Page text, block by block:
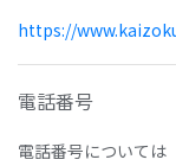
https://
電話番号
電話番号については